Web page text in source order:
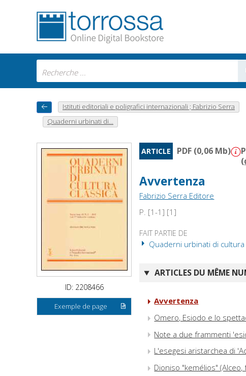
Istituti editoriali e poligrafici internazionali ; Fabrizio Serra
Quaderni urbinati di...
ID: 2208466
Exemple de page
ARTICLE PDF (0,06 Mb)
(
Avvertenza
Fabrizio Serra Editore
P. [1-1] [1]
FAIT PARTIE DE
Quaderni urbinati di
ARTICLES DU MÊME
Avvertenza
Omero, Esiodo e lo
Note a due frammenti
L'esegesi aristarchea di
Dioniso "kemélios" (Alceo,